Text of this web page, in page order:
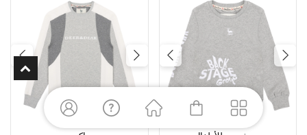
Previous
Next
Previous